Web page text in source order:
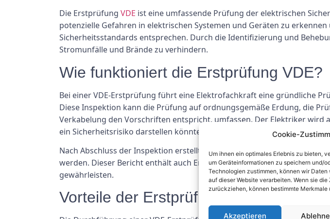
Cookie-
Um ihnen ein optimales Erlebnis zu bieten,
um Geräteinformationen zu speichern und/
Technologien zustimmen, können wir
auf dieser Website verarbeiten. Wenn sie
zurückziehen, können bestimmte
Akzeptieren
Die Erstprüfung VDE ist eine umfassende Prüfung der elektrischen
potenzielle Gefahren in elektrischen Systemen und Geräten zu
Sicherheitsstandards entsprechen. Durch die Identifizierung und
Stromunfälle und Brände zu verhindern.
Wie funktioniert die Erstprüfung VDE?
Bei einer VDE-Erstprüfung führt eine Elektrofachkraft eine gründliche
Diese Inspektion kann die Prüfung auf ordnungsgemäße Erdung, die
Verkabelung den Vorschriften entspricht, umfassen. Der Elektriker wird
ein Sicherheitsrisiko darstellen könnten.
Nach Abschluss der Inspektion erstellt der Elektriker einen detaillierten
werden. Dieser Bericht enthält auch Empfehlungen zur Behebung
gewährleisten.
Vorteile der Erstprüfung VDE